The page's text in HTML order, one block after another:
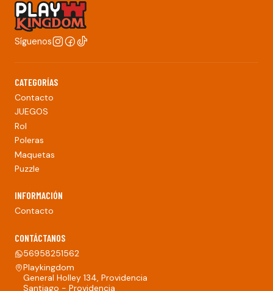
Síguenos
CATEGORÍAS
Contacto
JUEGOS
Rol
Poleras
Maquetas
Puzzle
INFORMACIÓN
Contacto
CONTÁCTANOS
56958251562
Playkingdom
General Holley 134, Providencia
Santiago - Providencia